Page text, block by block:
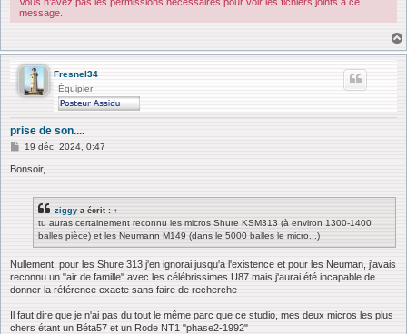
Vous n’avez pas les permissions nécessaires pour voir les fichiers joints à ce
message.
Fresnel34
Équipier
prise de son....
M
s
19 déc. 2024, 0:47
Bonsoir,
ziggy a écrit : ↑
tu auras certainement reconnu les micros Shure KSM313 (à environ 1300-1400
balles pièce) et les Neumann M149 (dans le 5000 balles le micro...)
Nullement, pour les Shure 313 j'en ignorai jusqu'à l'existence et pour les Neuman, j'avais
reconnu un "air de famille" avec les célébrissimes U87 mais j'aurai été incapable de
donner la référence exacte sans faire de recherche
Il faut dire que je n'ai pas du tout le même parc que ce studio, mes deux micros les plus
chers étant un Béta57 et un Rode NT1 "phase2-1992"